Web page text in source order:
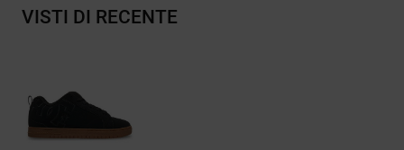
VISTI DI RECENTE